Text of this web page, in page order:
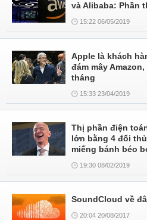
và Alibaba: Phần
15:22 06/05/2019
Apple là khách
đám mây
tháng
15:33 23/04/2019
Thị phần điện
lớn bằng 4 đối
miếng bánh béo
19:30 08/02/2019
SoundCloud về
20:04 20/08/2017